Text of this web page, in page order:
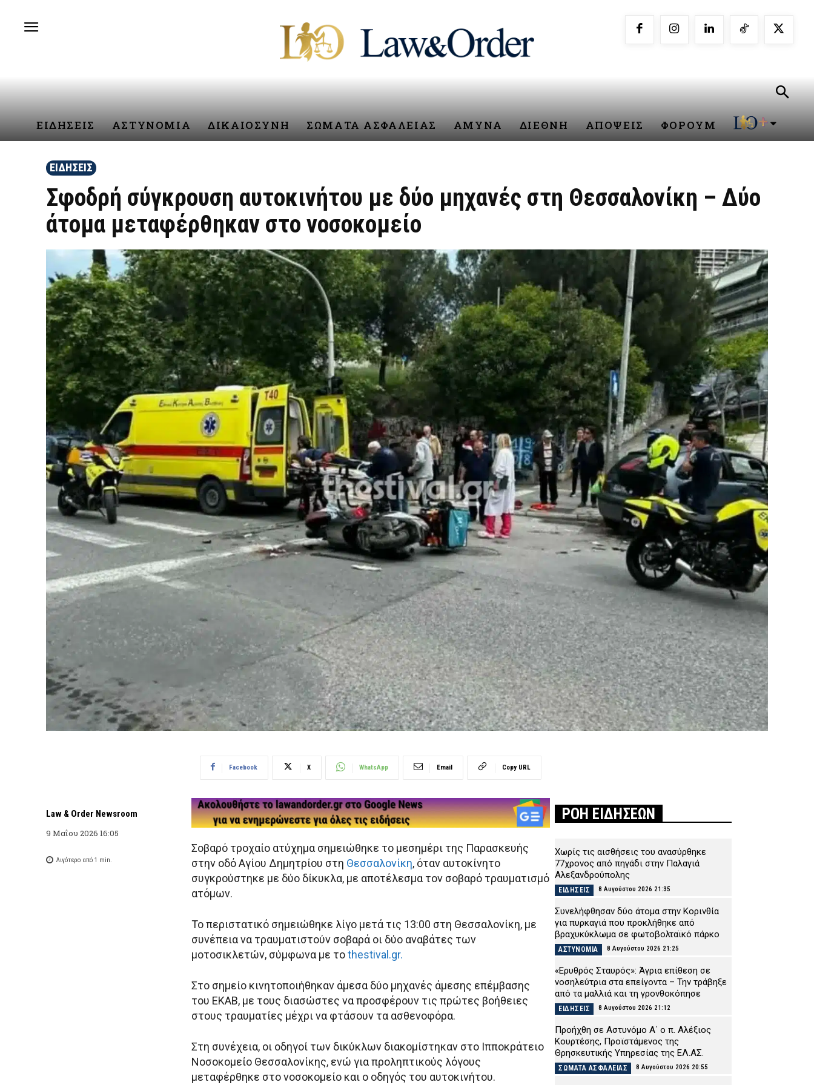
ΕΙΔΗΣΕΙΣ ΑΣΤΥΝΟΜΙΑ ΔΙΚΑΙΟΣΥΝΗ ΣΩΜΑΤΑ ΑΣΦΑΛΕΙΑΣ ΑΜΥΝΑ ΔΙΕΘΝΗ ΑΠΟΨΕΙΣ ΦΟΡΟΥΜ
ΕΙΔΗΣΕΙΣ
Σφοδρή σύγκρουση αυτοκινήτου με δύο μηχανές στη Θεσσαλονίκη – Δύο
άτομα μεταφέρθηκαν στο νοσοκομείο
Law & Order Newsroom
9 Μαΐου 2026 16:05
Λιγότερο από 1 min.
Facebook X WhatsApp Email Copy URL
Σοβαρό τροχαίο ατύχημα σημειώθηκε το μεσημέρι της Παρασκευής
στην οδό Αγίου Δημητρίου στη Θεσσαλονίκη, όταν αυτοκίνητο
συγκρούστηκε με δύο δίκυκλα, με αποτέλεσμα τον σοβαρό τραυματισμό
ατόμων.
Το περιστατικό σημειώθηκε λίγο μετά τις 13:00 στη Θεσσαλονίκη, με
συνέπεια να τραυματιστούν σοβαρά οι δύο αναβάτες των
μοτοσικλετών, σύμφωνα με τοthestival.gr.
Στο σημείο κινητοποιήθηκαν άμεσα δύο μηχανές άμεσης επέμβασης
του ΕΚΑΒ, με τους διασώστες να προσφέρουν τις πρώτες βοήθειες
στους τραυματίες μέχρι να φτάσουν τα ασθενοφόρα.
Στη συνέχεια, οι οδηγοί των δικύκλων διακομίστηκαν στο Ιπποκράτειο
Νοσοκομείο Θεσσαλονίκης, ενώ για προληπτικούς λόγους
μεταφέρθηκε στο νοσοκομείο και ο οδηγός του αυτοκινήτου.
ΡΟΗ ΕΙΔΗΣΕΩΝ
Χωρίς τις αισθήσεις του ανασύρθηκε
77χρονος από πηγάδι στην Παλαγιά
Αλεξανδρούπολης
ΕΙΔΗΣΕΙΣ 8 Αυγούστου 2026 21:35
Συνελήφθησαν δύο άτομα στην Κορινθία
για πυρκαγιά που προκλήθηκε από
βραχυκύκλωμα σε φωτοβολταϊκό πάρκο
ΑΣΤΥΝΟΜΙΑ 8 Αυγούστου 2026 21:25
«Ερυθρός Σταυρός»: Άγρια επίθεση σε
νοσηλεύτρια στα επείγοντα – Την τράβηξε
από τα μαλλιά και τη γρονθοκόπησε
ΕΙΔΗΣΕΙΣ 8 Αυγούστου 2026 21:12
Προήχθη σε Αστυνόμο Α΄ ο π. Αλέξιος
Κουρτέσης, Προϊστάμενος της
Θρησκευτικής Υπηρεσίας της ΕΛ.ΑΣ.
ΣΩΜΑΤΑ ΑΣΦΑΛΕΙΑΣ 8 Αυγούστου 2026 20:55